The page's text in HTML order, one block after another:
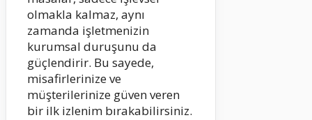
olmakla kalmaz, aynı
zamanda işletmenizin
kurumsal duruşunu da
güçlendirir. Bu sayede,
misafirlerinize ve
müşterilerinize güven veren
bir ilk izlenim bırakabilirsiniz.